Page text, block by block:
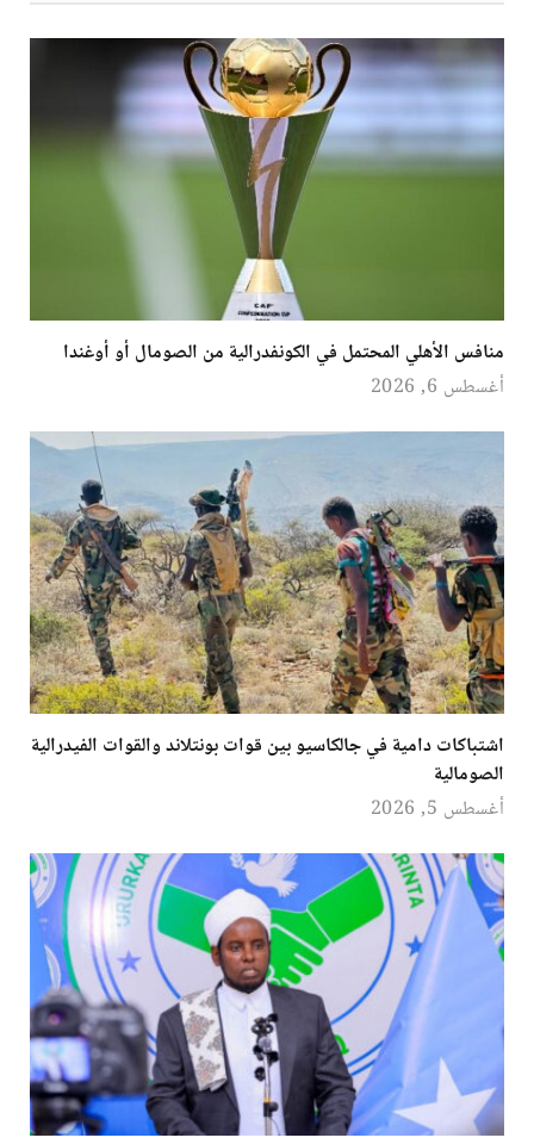
منافس الأهلي المحتمل في الكونفدرالية من الصومال أو أوغندا
أغسطس 6, 2026
اشتباكات دامية في جالكاسيو بين قوات بونتلاند والقوات الفيدرالية
الصومالية
أغسطس 5, 2026